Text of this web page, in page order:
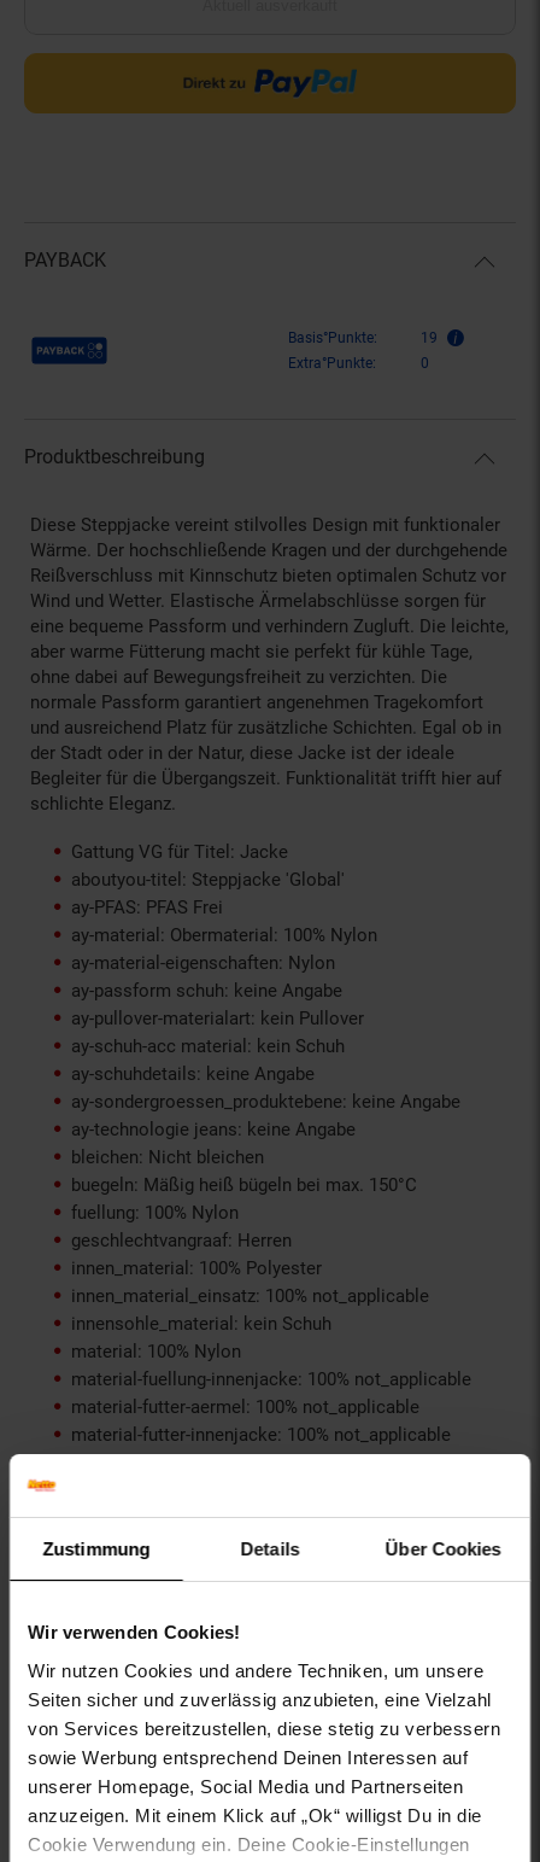
Zustimmung Details Über Cookies
Wir verwenden Cookies!
Wir nutzen Cookies und andere Techniken, um unsere
Seiten sicher und zuverlässig anzubieten, eine Vielzahl
von Services bereitzustellen, diese stetig zu verbessern
sowie Werbung entsprechend Deinen Interessen auf
unserer Homepage, Social Media und Partnerseiten
anzuzeigen. Mit einem Klick auf „Ok“ willigst Du in die
Cookie Verwendung ein. Deine Cookie-Einstellungen
PAYBACK
Payback Punkte Basis°Punkte:
19
Extra°Punkte:
0
Produktbeschreibung
Diese Steppjacke vereint stilvolles Design mit funktionaler
Wärme. Der hochschließende Kragen und der durchgehende
Reißverschluss mit Kinnschutz bieten optimalen Schutz vor
Wind und Wetter. Elastische Ärmelabschlüsse sorgen für
eine bequeme Passform und verhindern Zugluft. Die leichte,
aber warme Fütterung macht sie perfekt für kühle Tage,
ohne dabei auf Bewegungsfreiheit zu verzichten. Die
normale Passform garantiert angenehmen Tragekomfort
und ausreichend Platz für zusätzliche Schichten. Egal ob in
der Stadt oder in der Natur, diese Jacke ist der ideale
Begleiter für die Übergangszeit. Funktionalität trifft hier auf
schlichte Eleganz.
Gattung VG für Titel: Jacke
aboutyou-titel: Steppjacke 'Global'
ay-PFAS: PFAS Frei
ay-material: Obermaterial: 100% Nylon
ay-material-eigenschaften: Nylon
ay-passform schuh: keine Angabe
ay-pullover-materialart: kein Pullover
ay-schuh-acc material: kein Schuh
ay-schuhdetails: keine Angabe
ay-sondergroessen_produktebene: keine Angabe
ay-technologie jeans: keine Angabe
bleichen: Nicht bleichen
buegeln: Mäßig heiß bügeln bei max. 150°C
fuellung: 100% Nylon
geschlechtvangraaf: Herren
innen_material: 100% Polyester
innen_material_einsatz: 100% not_applicable
innensohle_material: kein Schuh
material: 100% Nylon
material-fuellung-innenjacke: 100% not_applicable
material-futter-aermel: 100% not_applicable
material-futter-innenjacke: 100% not_applicable
material-oberstoff-innenseite: 100% not_applicable
material-oberstoff-mittlere-schicht: 100%
material-oberstoff-oberer-teil: 100% not_applicable
material-verzierung: 100% not_applicable
material_futter: kein Schuh
oberstoff_unterer_teil: 100% not_applicable
otto-anlaesse: Casualmode, Outdoormode,
Herbstmode, Wintermode
otto-applikationen: Brandlabel innen
otto-kragendetails: mit Reißverschluss